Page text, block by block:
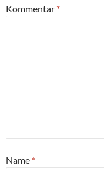
Kommentar *
Name *